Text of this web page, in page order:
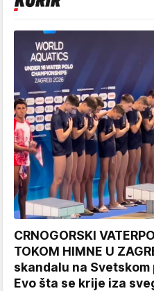
CRNOGORSKI
TOKOM HIMNE U
skandalu na
Evo šta se krije iza